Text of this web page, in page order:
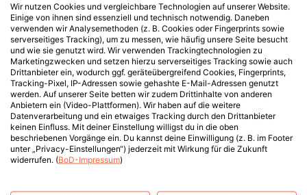
Wir nutzen Cookies und vergleichbare Technologien auf unserer Website.
Einige von ihnen sind essenziell und technisch notwendig. Daneben
verwenden wir Analysemethoden (z. B. Cookies oder Fingerprints sowie
serverseitiges Tracking), um zu messen, wie häufig unsere Seite besucht
und wie sie genutzt wird. Wir verwenden Trackingtechnologien zu
Marketingzwecken und setzen hierzu serverseitiges Tracking sowie auch
Drittanbieter ein, wodurch ggf. geräteübergreifend Cookies, Fingerprints,
Tracking-Pixel, IP-Adressen sowie gehashte E-Mail-Adressen genutzt
werden. Auf unserer Seite betten wir zudem Drittinhalte von anderen
Anbietern ein (Video-Plattformen). Wir haben auf die weitere
Datenverarbeitung und ein etwaiges Tracking durch den Drittanbieter
keinen Einfluss. Mit deiner Einstellung willigst du in die oben
beschriebenen Vorgänge ein. Du kannst deine Einwilligung (z. B. im Footer
unter „Privacy-Einstellungen“) jederzeit mit Wirkung für die Zukunft
widerrufen. (BoD-Impressum)